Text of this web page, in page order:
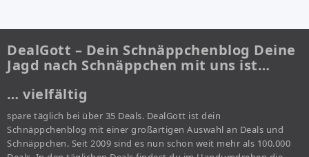
DealGott – Dein Schnäppchenblog Deine
Jagd nach Schnäppchen mit uns ist…
… vielfältig
spare täglich bei über 35 Deals. DealGott ist dein
Schnäppchenblog mit einer großartigen Auswahl an Deals und
Schnäppchen. Seit 2009 sind es nun schon weit mehr als 100.000